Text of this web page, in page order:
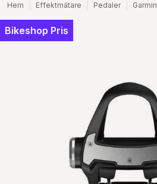
Hem Effektmätare Pedaler Garmin
Bikeshop Pris